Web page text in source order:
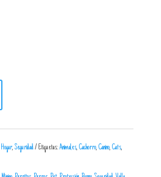
Hogar, Seguridad Etiquetas:Animales, Cachorro, Canino, Cats,